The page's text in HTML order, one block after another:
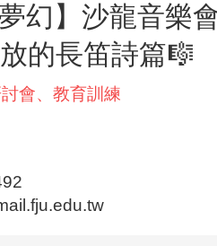
幻】沙龍音樂
的長笛詩篇🎼
會、教育訓練